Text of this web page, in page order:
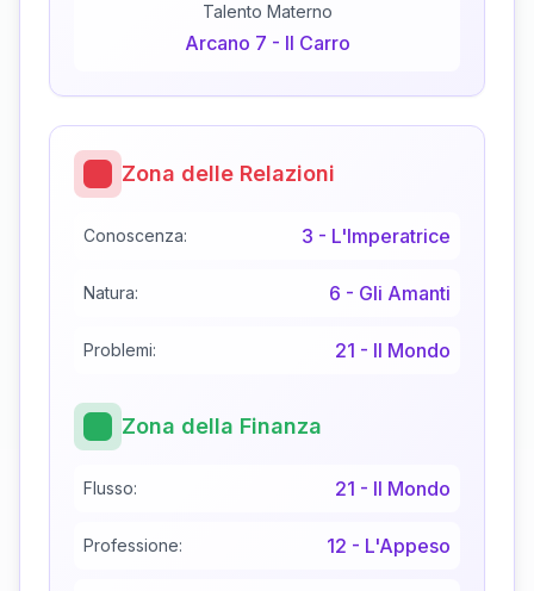
Talento Materno
Arcano 7 - Il Carro
Zona delle Relazioni
Conoscenza: 3 - L'Imperatrice
Natura: 6 - Gli Amanti
Problemi: 21 - Il Mondo
Zona della Finanza
Flusso: 21 - Il Mondo
Professione: 12 - L'Appeso